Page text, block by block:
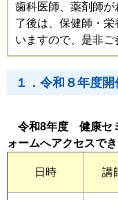
歯科医師、薬剤師
了後は、保健師・
いますので、是非ご
１．令和８年度
令和8年度 健康セ
ォームへアクセスでき
日時 講